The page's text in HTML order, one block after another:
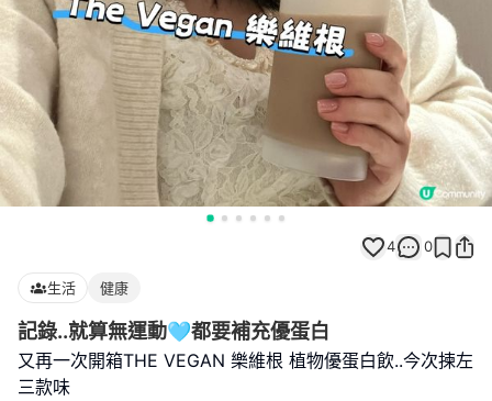
4 0
生活 健康
記錄..就算無運動🩵都要補充優蛋白
又再一次開箱THE VEGAN 樂維根 植物優蛋白飲..今次揀左
三款味